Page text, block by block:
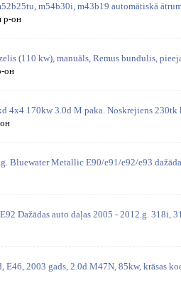
m54b30i, m43b19 automātiskā
р-он
(110 kw), manuāls, Remus bundulis,
он
4x4 170kw 3.0d M paka. Noskrejiens 230tk
Bluewater Metallic E90/e91/e92/e93
Dažādas auto daļas 2005 - 2012.g. 318i,
E46, 2003 gads, 2.0d M47N, 85kw, krāsas